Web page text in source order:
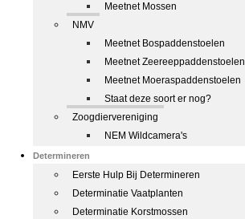
Meetnet Mossen
NMV
Meetnet Bospaddenstoelen
Meetnet Zeereeppaddenstoelen
Meetnet Moeraspaddenstoelen
Staat deze soort er nog?
Zoogdiervereniging
NEM Wildcamera's
Determineren
Eerste Hulp Bij Determineren
Determinatie Vaatplanten
Determinatie Korstmossen